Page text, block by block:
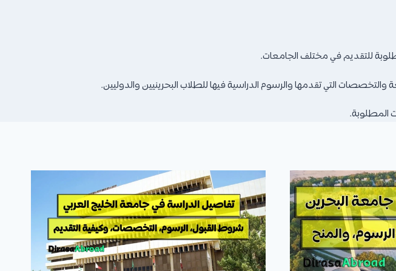
للتقديم في مختلف الجامعات.
التي تقدمها والرسوم الدراسية فيها للطلاب البحرينيين والدوليين.
المطلوبة.